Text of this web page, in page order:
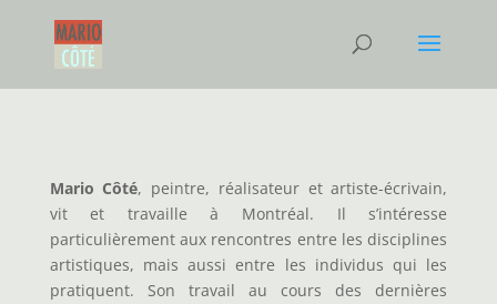
Mario Côté, peintre, réalisateur et artiste-écrivain,
vit et travaille à Montréal. Il s’intéresse
particulièrement aux rencontres entre les disciplines
artistiques, mais aussi entre les individus qui les
pratiquent. Son travail au cours des dernières